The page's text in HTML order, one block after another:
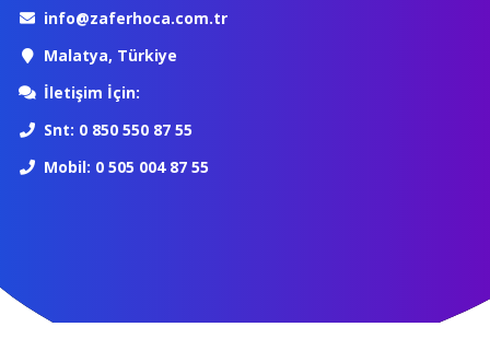
info@zaferhoca.com.tr
Malatya, Türkiye
İletişim İçin:
Snt: 0 850 550 87 55
Mobil: 0 505 004 87 55